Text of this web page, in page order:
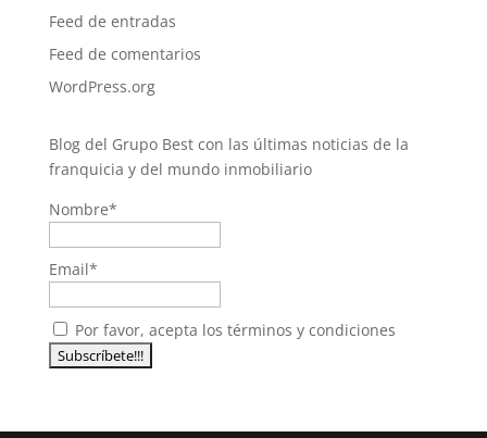
Feed de entradas
Feed de comentarios
WordPress.org
Blog del Grupo Best con las últimas noticias de la
franquicia y del mundo inmobiliario
Nombre*
Email*
Por favor, acepta los términos y condiciones